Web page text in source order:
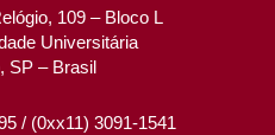
109 – Bloco L
Universitária
SP – Brasil
/ (0xx11) 3091-1541